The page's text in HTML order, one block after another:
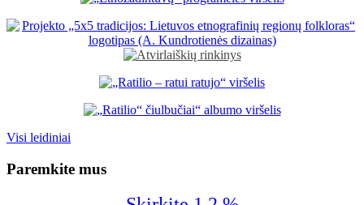
Visi leidiniai
Paremkite mus